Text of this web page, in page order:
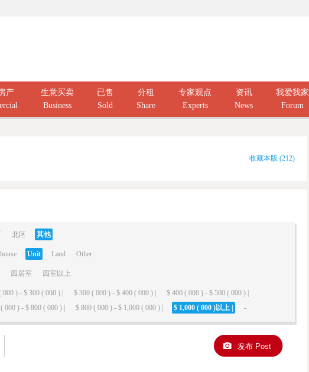
产
生意买卖
Business
已售
Sold
分租
Share
专家观点
Experts
资讯
News
我爱我家
Forum
收藏本版 (212)
北区 其他
Unit Land Other
四居室 四室以上
000 ) - $ 300 ( 000 ) | $ 300 ( 000 ) - $ 400 ( 000 ) |
$ 400 ( 000 ) - $ 500 ( 000 ) |
000 ) - $ 800 ( 000 ) | $ 800 ( 000 ) - $ 1,000 ( 000 ) | $ 1,000 ( 000 )以上 | -
发布 Post